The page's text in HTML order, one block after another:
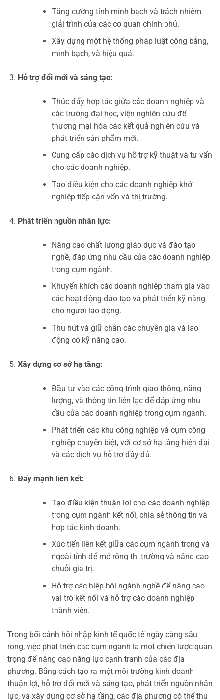
Tăng cường tính minh bạch và trách nhiệm
giải trình của các cơ quan chính phủ.
Xây dựng một hệ thống pháp luật công bằng,
minh bạch, và hiệu quả.
Hỗ trợ đổi mới và sáng tạo:
Thúc đẩy hợp tác giữa các doanh nghiệp và
các trường đại học, viện nghiên cứu để
thương mại hóa các kết quả nghiên cứu và
phát triển sản phẩm mới.
Cung cấp các dịch vụ hỗ trợ kỹ thuật và tư vấn
cho các doanh nghiệp.
Tạo điều kiện cho các doanh nghiệp khởi
nghiệp tiếp cận vốn và thị trường.
Phát triển nguồn nhân lực:
Nâng cao chất lượng giáo dục và đào tạo
nghề, đáp ứng nhu cầu của các doanh nghiệp
trong cụm ngành.
Khuyến khích các doanh nghiệp tham gia vào
các hoạt động đào tạo và phát triển kỹ năng
cho người lao động.
Thu hút và giữ chân các chuyên gia và lao
động có kỹ năng cao.
Xây dựng cơ sở hạ tầng:
Đầu tư vào các công trình giao thông, năng
lượng, và thông tin liên lạc để đáp ứng nhu
cầu của các doanh nghiệp trong cụm ngành.
Phát triển các khu công nghiệp và cụm công
nghiệp chuyên biệt, với cơ sở hạ tầng hiện đại
và các dịch vụ hỗ trợ đầy đủ.
Đẩy mạnh liên kết:
Tạo điều kiện thuận lợi cho các doanh nghiệp
trong cụm ngành kết nối, chia sẻ thông tin và
hợp tác kinh doanh.
Xúc tiến liên kết giữa các cụm ngành trong và
ngoài tỉnh để mở rộng thị trường và nâng cao
chuỗi giá trị.
Hỗ trợ các hiệp hội ngành nghề để nâng cao
vai trò kết nối và hỗ trợ các doanh nghiệp
thành viên.
Trong bối cảnh hội nhập kinh tế quốc tế ngày càng sâu
rộng, việc phát triển các cụm ngành là một chiến lược quan
trọng để nâng cao năng lực cạnh tranh của các địa
phương. Bằng cách tạo ra một môi trường kinh doanh
thuận lợi, hỗ trợ đổi mới và sáng tạo, phát triển nguồn nhân
lực, và xây dựng cơ sở hạ tầng, các địa phương có thể thu